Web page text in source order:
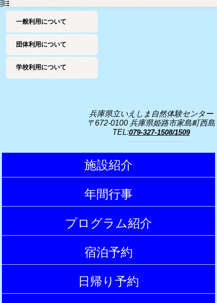
一般利用について
団体利用について
学校利用について
兵庫県立いえしま自然体験センター
〒672-0100 兵庫県姫路市家島町西島
TEL:079-327-1508/1509
施設紹介
年間行事
プログラム紹介
宿泊予約
日帰り予約